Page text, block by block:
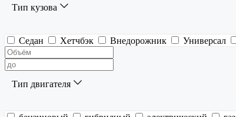
Тип кузова
Седан Хетчбэк Внедорожник Универсал
Тип двигателя